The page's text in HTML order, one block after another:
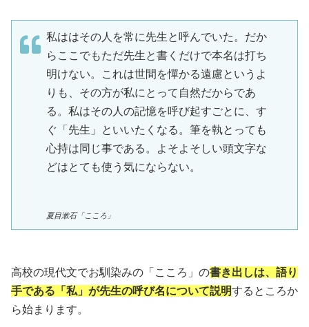
私ははその人を常に先生と呼んでいた。だか
らここでもただ先生と書くだけで本名は打ち
明けない。これは世間を憚かる遠慮というよ
りも、その方が私にとって自然だからであ
る。私はその人の記憶を呼び起すごとに、す
ぐ「先生」といいたくなる。筆を執とっても
心持は同じ事である。よそよそしい頭文字な
どはとても使う気にならない。
夏目漱石「こころ」
高校の現代文でお馴染みの「こころ」の書き出しは、語り
手である「私」が先生の呼び名について説明するところか
ら始まります。